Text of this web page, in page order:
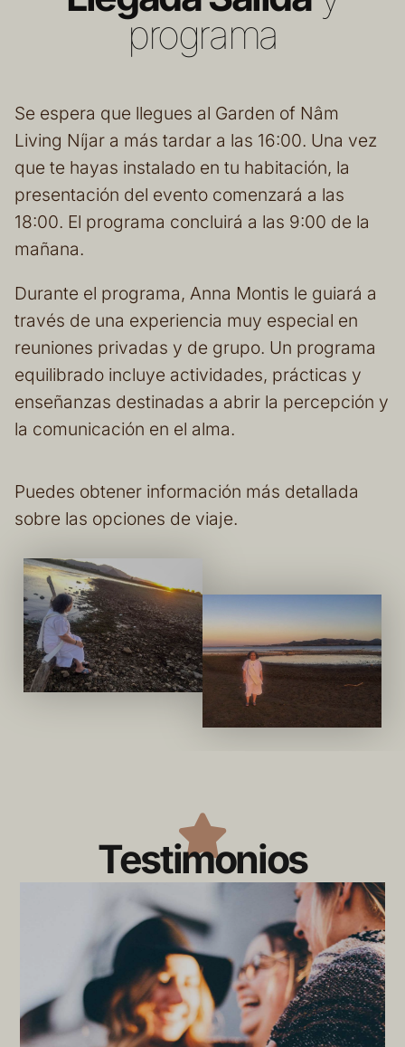
programa
Se espera que llegues al Garden of Nâm
Living Níjar a más tardar a las 16:00. Una vez
que te hayas instalado en tu habitación, la
presentación del evento comenzará a las
18:00. El programa concluirá a las 9:00 de la
mañana.
Durante el programa, Anna Montis le guiará a
través de una experiencia muy especial en
reuniones privadas y de grupo. Un programa
equilibrado incluye actividades, prácticas y
enseñanzas destinadas a abrir la percepción y
la comunicación en el alma.
Puedes obtener información más detallada
sobre las opciones de viaje.
Testimonios